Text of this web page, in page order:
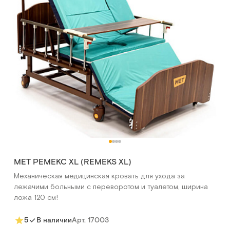
MET РЕМЕКС XL (REMEKS XL)
Механическая медицинская кровать для ухода за
лежачими больными с переворотом и туалетом, ширина
ложа 120 см!
5 В наличииАрт. 17003